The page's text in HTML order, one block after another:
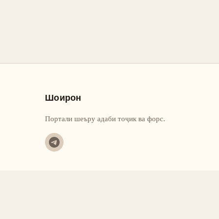
Шоирон
Портали шеъру адаби тоҷик ва форс.